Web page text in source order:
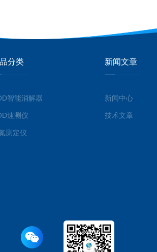
分类
智能消解器
速测仪
测定仪
新闻文章
新闻中心
技术文章